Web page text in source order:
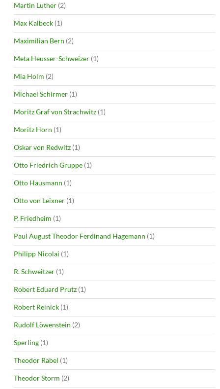
Martin Luther (2)
Max Kalbeck (1)
Maximilian Bern (2)
Meta Heusser-Schweizer (1)
Mia Holm (2)
Michael Schirmer (1)
Moritz Graf von Strachwitz (1)
Moritz Horn (1)
Oskar von Redwitz (1)
Otto Friedrich Gruppe (1)
Otto Hausmann (1)
Otto von Leixner (1)
P. Friedheim (1)
Paul August Theodor Ferdinand Hagemann (1)
Philipp Nicolai (1)
R. Schweitzer (1)
Robert Eduard Prutz (1)
Robert Reinick (1)
Rudolf Löwenstein (2)
Sperling (1)
Theodor Räbel (1)
Theodor Storm (2)